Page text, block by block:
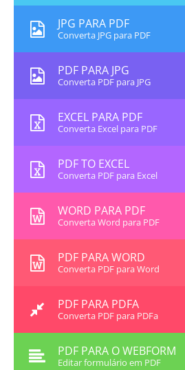
JPG PARA PDF
Converta JPG para PDF
PDF PARA JPG
Converta PDF para JPG
EXCEL PARA PDF
Converta Excel para PDF
PDF TO EXCEL
Converta PDF para Excel
WORD PARA PDF
Converta Word para PDF
PDF PARA WORD
Converta PDF para Word
PDF PARA PDFA
Converta PDF para PDFa
PDF PARA O WEBFORM
Editar formulário em PDF